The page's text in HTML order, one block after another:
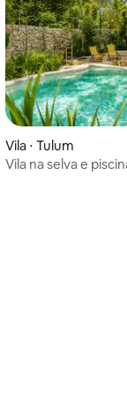
média de
Vila ⋅ Tulum
Vila na selva e